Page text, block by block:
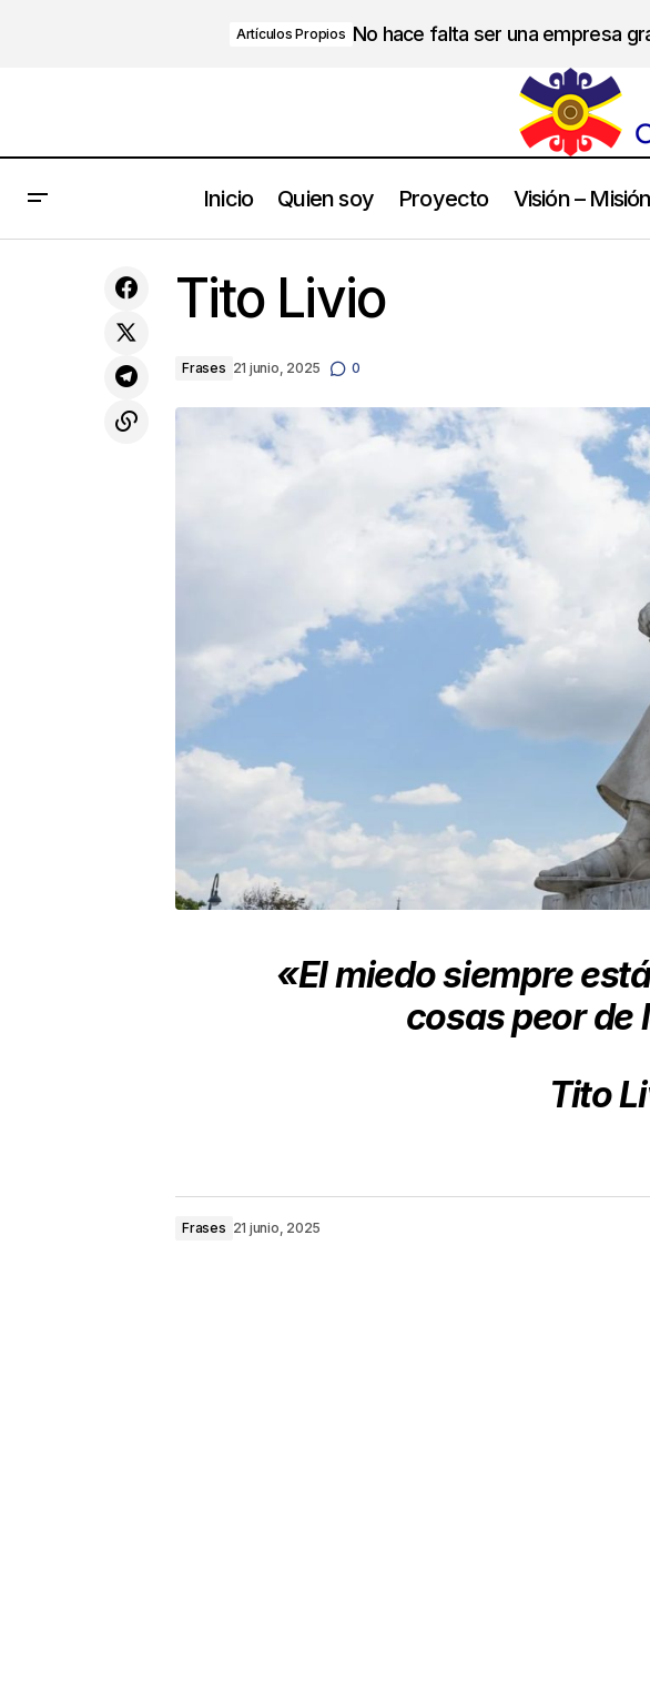
Artículos Propios No hace falta ser una empresa
Inicio Quien soy Proyecto Visión –
Para qué sirven las crisisTito Livio
Frases 21 junio, 2025 0
«El miedo siempre
cosas peor de
Tito
Frases 21 junio, 2025